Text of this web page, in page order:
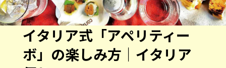
イタリア式「アペリティー
ボ」の楽しみ方｜イタリア